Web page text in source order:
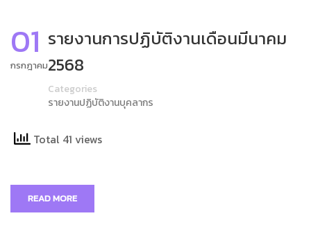
01
กรกฎาคม
รายงานการปฏิบัติงานเดือนมีนาคม
2568
Categories
รายงานปฏิบัติงานบุคลากร
Total 41 views
READ MORE